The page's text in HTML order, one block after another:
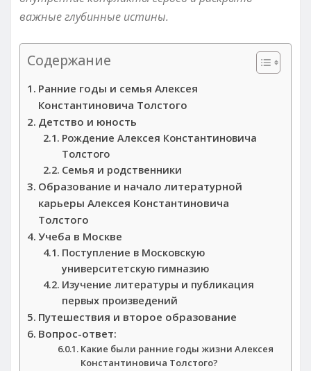
важные глубинные истины.
Содержание
Ранние годы и семья Алексея
Константиновича Толстого
Детство и юность
Рождение Алексея Константиновича
Толстого
Семья и родственники
Образование и начало литературной
карьеры Алексея Константиновича
Толстого
Учеба в Москве
Поступление в Московскую
университетскую гимназию
Изучение литературы и публикация
первых произведений
Путешествия и второе образование
Вопрос-ответ:
Какие были ранние годы жизни Алексея
Константиновича Толстого?